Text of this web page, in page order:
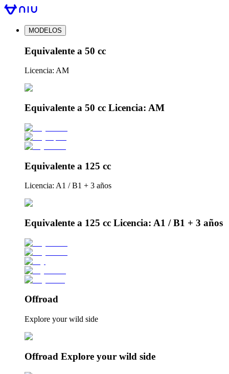
MODELOS
Equivalente a 50 cc
Licencia: AM
Equivalente a 50 cc Licencia: AM
Equivalente a 125 cc
Licencia: A1 / B1 + 3 años
Equivalente a 125 cc Licencia: A1 / B1 + 3 años
Offroad
Explore your wild side
Offroad Explore your wild side